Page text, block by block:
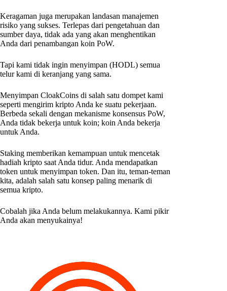
Keragaman juga merupakan landasan manajemen
risiko yang sukses. Terlepas dari pengetahuan dan
sumber daya, tidak ada yang akan menghentikan
Anda dari penambangan koin PoW.
Tapi kami tidak ingin menyimpan (HODL) semua
telur kami di keranjang yang sama.
Menyimpan CloakCoins di salah satu dompet kami
seperti mengirim kripto Anda ke suatu pekerjaan.
Berbeda sekali dengan mekanisme konsensus PoW,
Anda tidak bekerja untuk koin; koin Anda bekerja
untuk Anda.
Staking memberikan kemampuan untuk mencetak
hadiah kripto saat Anda tidur. Anda mendapatkan
token untuk menyimpan token. Dan itu, teman-teman
kita, adalah salah satu konsep paling menarik di
semua kripto.
Cobalah jika Anda belum melakukannya. Kami pikir
Anda akan menyukainya!